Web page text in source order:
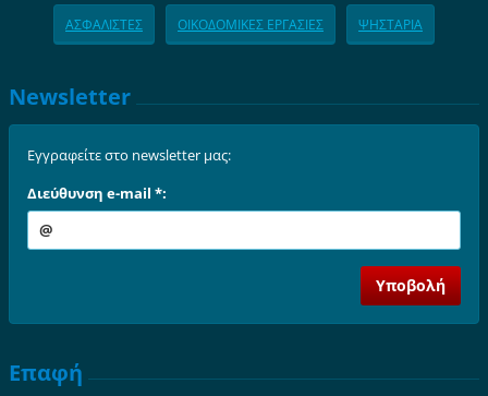
ΑΣΦΑΛΙΣΤΕΣ ΟΙΚΟΔΟΜΙΚΕΣ ΕΡΓΑΣΙΕΣ ΨΗΣΤΑΡΙΑ
Newsletter
Εγγραφείτε στο newsletter μας:
Διεύθυνση e-mail *:
Επαφή